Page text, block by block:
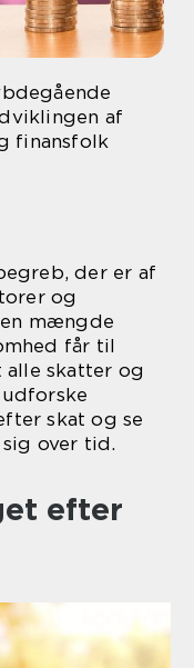
af
finansfolk
der er af
og
mængde
får til
skatter og
skat og se
over tid.
efter